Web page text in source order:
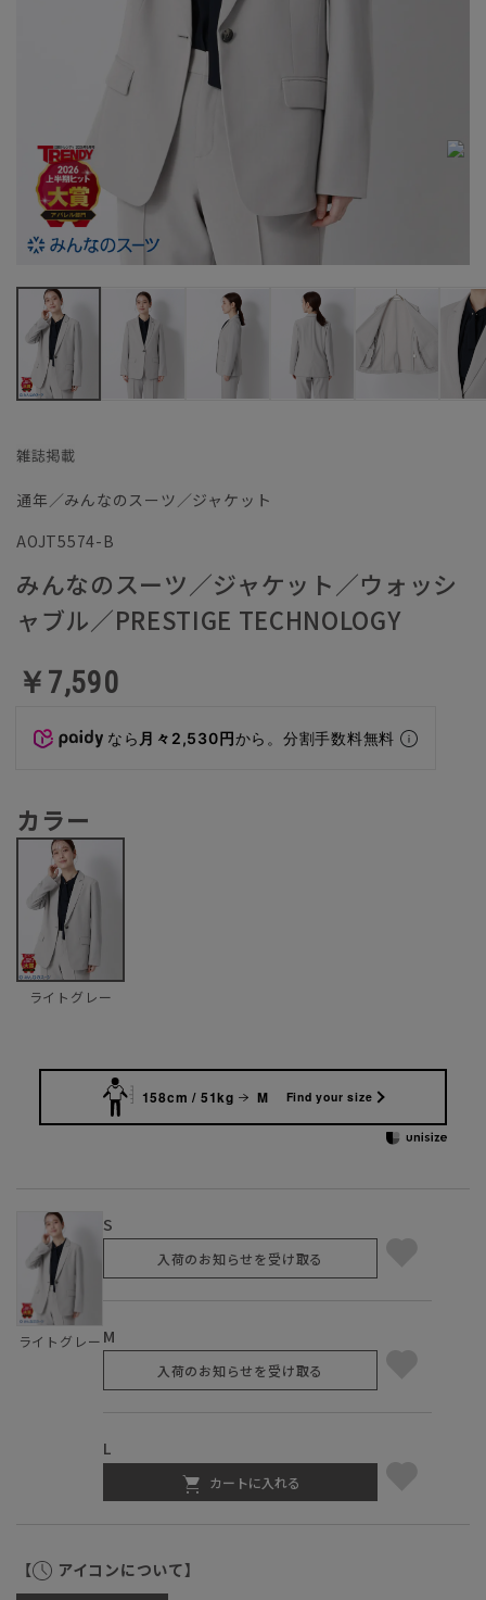
通年／みんなのスーツ／ジャケット
AOJT5574-B
みんなのスーツ／ジャケット／ウォッシ
ャブル／PRESTIGE TECHNOLOGY
￥7,590
なら 月々2,530円から。分割手数料無料
カラー
ライトグレー
158cm / 51kg M Find your size
ライトグレー
S
入荷のお知らせを受け取る
M
入荷のお知らせを受け取る
L
カートに入れる
【 アイコンについて】